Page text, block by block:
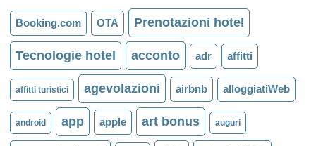
Booking.com OTA Prenotazioni hotel
Tecnologie hotel acconto adr affitti
affitti turistici agevolazioni airbnb alloggiatiWeb
android app apple art bonus auguri